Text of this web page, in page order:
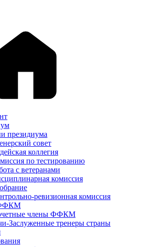
президиума
совет
коллегия
по тестированию
с ветеранами
комиссия
ревизионная комиссия
члены ФФКМ
Заслуженные тренеры страны